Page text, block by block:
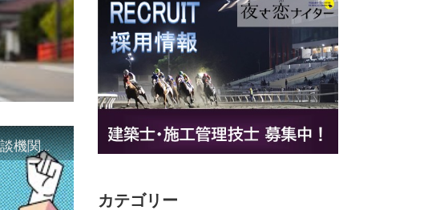
「ギャンブル等依存症対策啓発動画 ～一人で悩まず、家族で悩まず、まず！相談機関へ～」
カテゴリー